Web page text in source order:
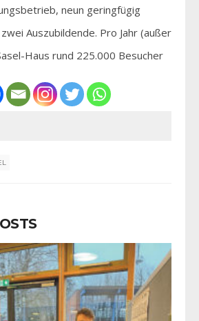
neun geringfügig
Auszubildende. Pro Jahr (außer
Haus rund 225.000 Besucher